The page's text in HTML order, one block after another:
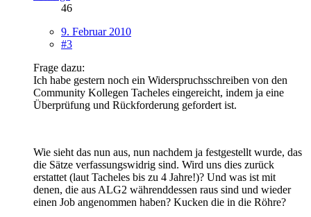
46
9. Februar 2010
#3
Frage dazu:
Ich habe gestern noch ein Widerspruchsschreiben von den
Community Kollegen Tacheles eingereicht, indem ja eine
Überprüfung und Rückforderung gefordert ist.
Wie sieht das nun aus, nun nachdem ja festgestellt wurde, das
die Sätze verfassungswidrig sind. Wird uns dies zurück
erstattet (laut Tacheles bis zu 4 Jahre!)? Und was ist mit
denen, die aus ALG2 währenddessen raus sind und wieder
einen Job angenommen haben? Kucken die in die Röhre?